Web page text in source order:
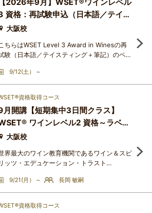
受験することができます。難易度は、筆記のシ
ートエッセイ形式の問題が入ること、さらに
テイスティングについても記述
【2026年9月】​WSET®ワインレベル
資格：再試験申込（日本語／テイス
ティング+筆記）
大阪校
こちらはWSET Level 3 Award in Winesの再
験（日本語／テイスティング＋筆記）のペー
のユニット（試飲、選択式筆記、ショートエ
セイ）から成り、個別に合否判定がなされま
。特定のユニットが不合格であったために、
再受験することができます。難易度は、筆記
ショートエッセイ形式の問題が入ること、さ
らにテイスティングについて
9/12(土） ~
資格取得コース
月開講【短期集中3日間クラス】
ワインレベル2 資格～ラベル
を読み解く（日本語：3日間＋認定試
大阪校
界最大のワイン教育機関であるワイン＆スピ
リッツ・エデュケーション・トラスト
）のカリキュラムを基に、ワインに関
る総合的な知識を体系的に学ぶ講座です。最
回は、WSET®の資格認定試験を受けること
9/21(月） ~ 長岡 敏嗣
資格取得コース